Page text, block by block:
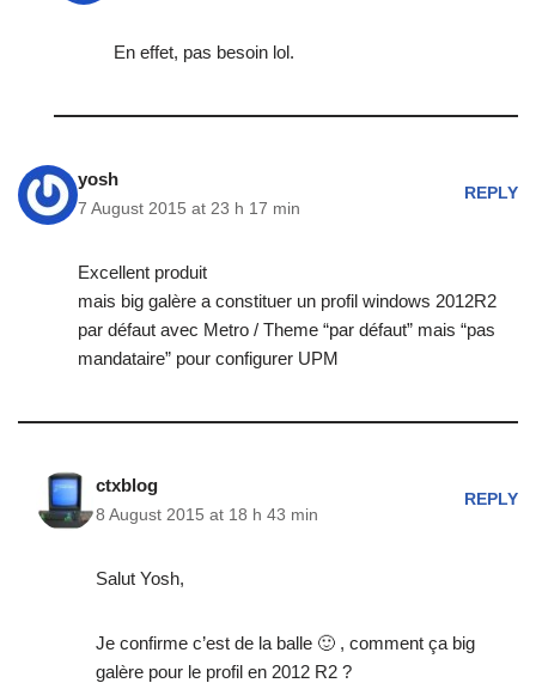
En effet, pas besoin lol.
yosh
7 August 2015 at 23 h 17 min
REPLY
Excellent produit
mais big galère a constituer un profil windows 2012R2
par défaut avec Metro / Theme “par défaut” mais “pas
mandataire” pour configurer UPM
ctxblog
8 August 2015 at 18 h 43 min
REPLY
Salut Yosh,
Je confirme c’est de la balle 🙂 , comment ça big
galère pour le profil en 2012 R2 ?